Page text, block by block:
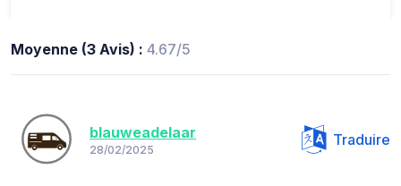
Moyenne (3 Avis) : 4.67/5
blauweadelaar
28/02/2025
Traduire